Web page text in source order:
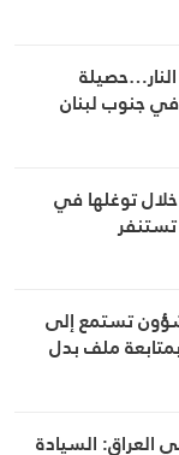
في جنوب لبنان
خلال توغلها في
تستمع إلى
ملف بدل
العراق: السيادة